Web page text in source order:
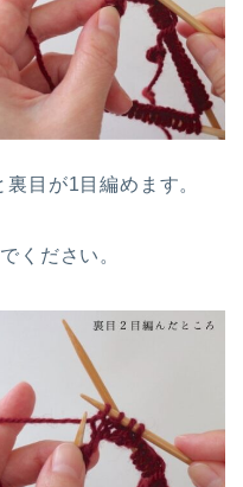
目が1目編めます。
ください。